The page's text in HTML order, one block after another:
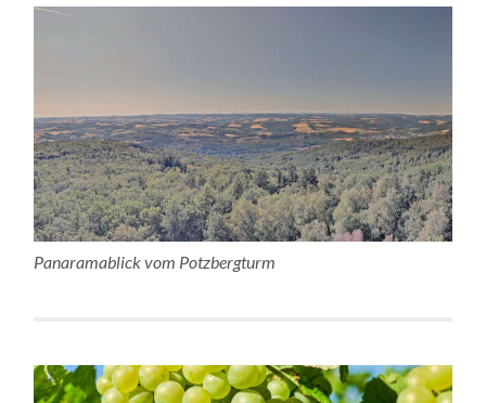
Panaramablick vom Potzbergturm